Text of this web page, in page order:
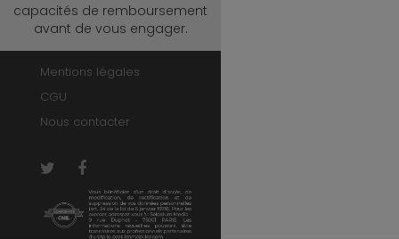
capacités de remboursement
avant de vous engager.
Mentions légales
CGU
Nous contacter